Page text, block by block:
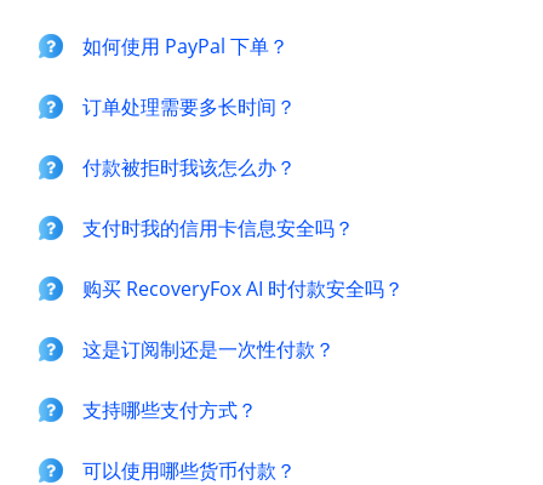
如何使用 PayPal 下单？
订单处理需要多长时间？
付款被拒时我该怎么办？
支付时我的信用卡信息安全吗？
购买 RecoveryFox AI 时付款安全吗？
这是订阅制还是一次性付款？
支持哪些支付方式？
可以使用哪些货币付款？